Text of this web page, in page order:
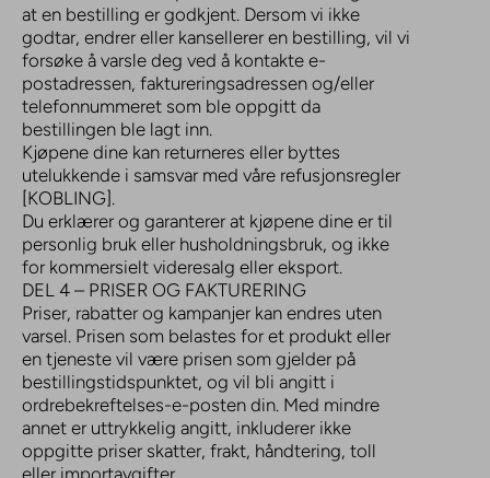
at en bestilling er godkjent. Dersom vi ikke
godtar, endrer eller kansellerer en bestilling, vil vi
forsøke å varsle deg ved å kontakte e-
postadressen, faktureringsadressen og/eller
telefonnummeret som ble oppgitt da
bestillingen ble lagt inn.
Kjøpene dine kan returneres eller byttes
utelukkende i samsvar med våre refusjonsregler
[KOBLING].
Du erklærer og garanterer at kjøpene dine er til
personlig bruk eller husholdningsbruk, og ikke
for kommersielt videresalg eller eksport.
DEL 4 – PRISER OG FAKTURERING
Priser, rabatter og kampanjer kan endres uten
varsel. Prisen som belastes for et produkt eller
en tjeneste vil være prisen som gjelder på
bestillingstidspunktet, og vil bli angitt i
ordrebekreftelses-e-posten din. Med mindre
annet er uttrykkelig angitt, inkluderer ikke
oppgitte priser skatter, frakt, håndtering, toll
eller importavgifter.